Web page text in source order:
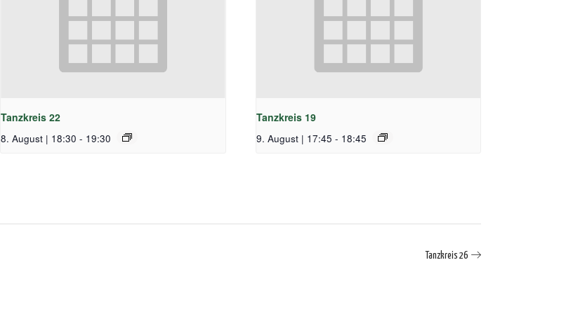
Tanzkreis 22
8. August | 18:30 - 19:30
Tanzkreis 19
9. August | 17:45 - 18:45
Tanzkreis 26